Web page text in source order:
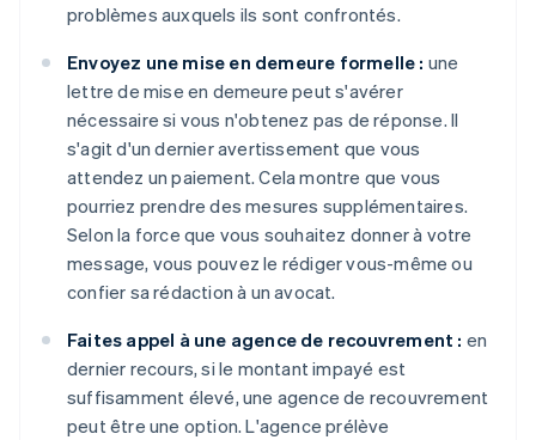
problèmes auxquels ils sont confrontés.
Envoyez une mise en demeure formelle : une
lettre de mise en demeure peut s'avérer
nécessaire si vous n'obtenez pas de réponse. Il
s'agit d'un dernier avertissement que vous
attendez un paiement. Cela montre que vous
pourriez prendre des mesures supplémentaires.
Selon la force que vous souhaitez donner à votre
message, vous pouvez le rédiger vous-même ou
confier sa rédaction à un avocat.
Faites appel à une agence de recouvrement : en
dernier recours, si le montant impayé est
suffisamment élevé, une agence de recouvrement
peut être une option. L'agence prélève